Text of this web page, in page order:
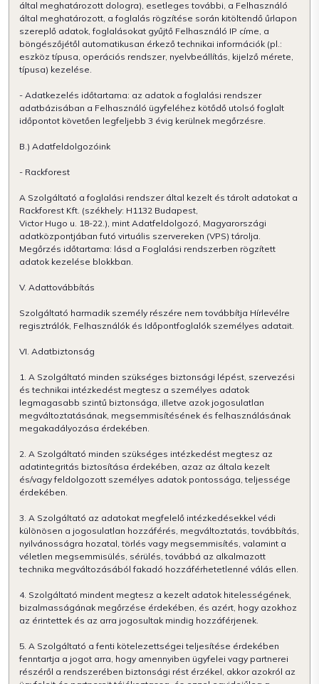
által meghatározott dologra), esetleges további, a Felhasználó
által meghatározott, a foglalás rögzítése során kitöltendő űrlapon
szereplő adatok, foglalásokat gyűjtő Felhasználó IP címe, a
böngészőjétől automatikusan érkező technikai információk (pl.:
eszköz típusa, operációs rendszer, nyelvbeállítás, kijelző mérete,
típusa) kezelése.
- Adatkezelés időtartama: az adatok a foglalási rendszer
adatbázisában a Felhasználó ügyfeléhez kötődő utolsó foglalt
időpontot követően legfeljebb 3 évig kerülnek megőrzésre.
B.) Adatfeldolgozóink
- Rackforest
A Szolgáltató a foglalási rendszer által kezelt és tárolt adatokat a
Rackforest Kft. (székhely: H1132 Budapest,
Victor Hugo u. 18-22.), mint Adatfeldolgozó, Magyarországi
adatközpontjában futó virtuális szervereken (VPS) tárolja.
Megőrzés időtartama: lásd a Foglalási rendszerben rögzített
adatok kezelése blokkban.
V. Adattovábbítás
Szolgáltató harmadik személy részére nem továbbítja Hírlevélre
regisztrálók, Felhasználók és Időpontfoglalók személyes adatait.
VI. Adatbiztonság
1. A Szolgáltató minden szükséges biztonsági lépést, szervezési
és technikai intézkedést megtesz a személyes adatok
legmagasabb szintű biztonsága, illetve azok jogosulatlan
megváltoztatásának, megsemmisítésének és felhasználásának
megakadályozása érdekében.
2. A Szolgáltató minden szükséges intézkedést megtesz az
adatintegritás biztosítása érdekében, azaz az általa kezelt
és/vagy feldolgozott személyes adatok pontossága, teljessége
érdekében.
3. A Szolgáltató az adatokat megfelelő intézkedésekkel védi
különösen a jogosulatlan hozzáférés, megváltoztatás, továbbítás,
nyilvánosságra hozatal, törlés vagy megsemmisítés, valamint a
véletlen megsemmisülés, sérülés, továbbá az alkalmazott
technika megváltozásából fakadó hozzáférhetetlenné válás ellen.
4. Szolgáltató mindent megtesz a kezelt adatok hitelességének,
bizalmasságának megőrzése érdekében, és azért, hogy azokhoz
az érintettek és az arra jogosultak mindig hozzáférjenek.
5. A Szolgáltató a fenti kötelezettségei teljesítése érdekében
fenntartja a jogot arra, hogy amennyiben ügyfelei vagy partnerei
részéről a rendszerében biztonsági rést érzékel, akkor azokról az